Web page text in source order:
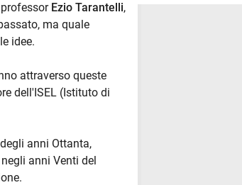
Ezio Tarantelli,
ma quale
idee.
attraverso queste
dell'ISEL (Istituto di
anni Ottanta,
anni Venti del